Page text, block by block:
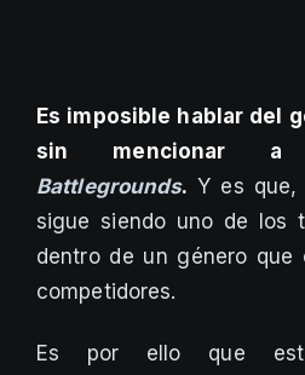
Es imposible hablar del
sin mencionar
Battlegrounds. Y es
sigue siendo uno de los
dentro de un género que
competidores.
Es por ello que